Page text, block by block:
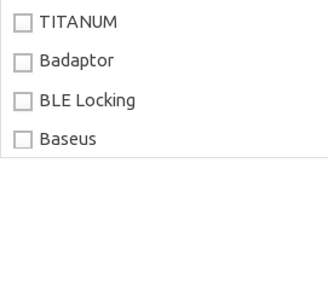
TITANUM
Badaptor
BLE Locking
Baseus